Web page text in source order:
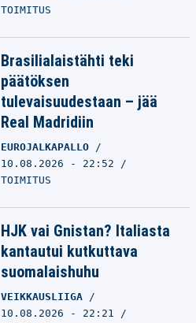
TOIMITUS
Brasilialaistähti teki
päätöksen
tulevaisuudestaan – jää
Real Madridiin
EUROJALKAPALLO
10.08.2026 - 22:52
TOIMITUS
HJK vai Gnistan? Italiasta
kantautui kutkuttava
suomalaishuhu
VEIKKAUSLIIGA
10.08.2026 - 22:21